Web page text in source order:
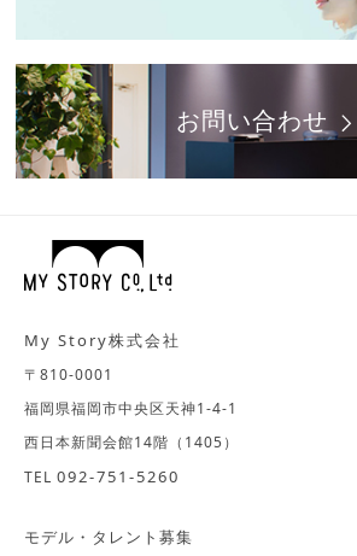
お問い合わせ
My Story株式会社
〒810-0001
福岡県福岡市中央区天神1-4-1
西日本新聞会館14階（1405）
TEL 092-751-5260
モデル・タレント募集